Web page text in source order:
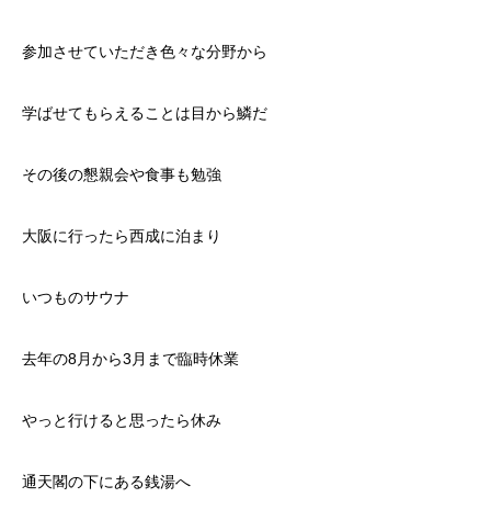
参加させていただき色々な分野から
学ばせてもらえることは目から鱗だ
その後の懇親会や食事も勉強
大阪に行ったら西成に泊まり
いつものサウナ
去年の8月から3月まで臨時休業
やっと行けると思ったら休み
通天閣の下にある銭湯へ